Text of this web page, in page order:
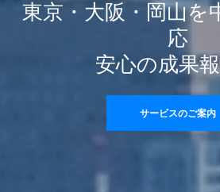
東京・大阪・岡山を
応
安心の成果
サービスのご案内